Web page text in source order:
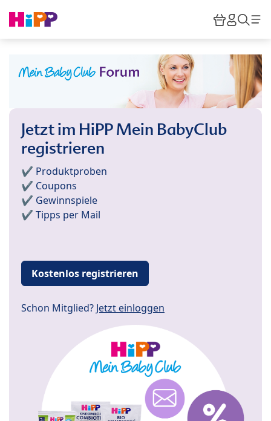
HiPP
Jetzt im HiPP Mein BabyClub
registrieren
✔️ Produktproben
✔️ Coupons
✔️ Gewinnspiele
✔️ Tipps per Mail
Kostenlos registrieren
Schon Mitglied? Jetzt einloggen